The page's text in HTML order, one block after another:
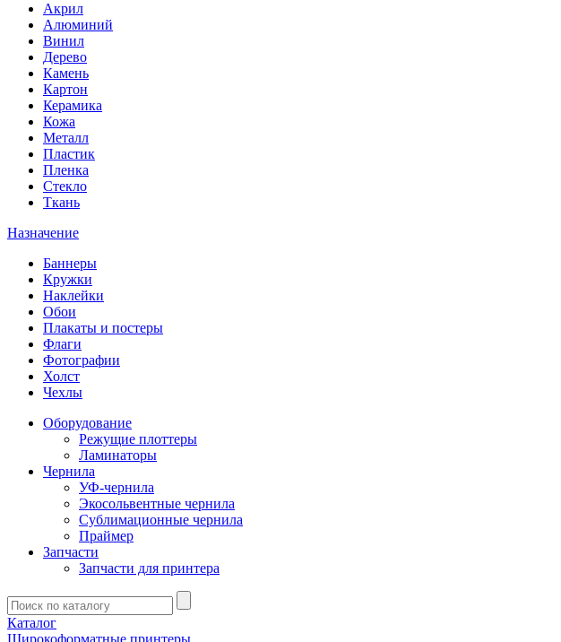
Акрил
Алюминий
Винил
Дерево
Камень
Картон
Керамика
Кожа
Металл
Пластик
Пленка
Стекло
Ткань
Назначение
Баннеры
Кружки
Наклейки
Обои
Плакаты и постеры
Флаги
Фотографии
Холст
Чехлы
Оборудование
Режущие плоттеры
Ламинаторы
Чернила
УФ-чернила
Экосольвентные чернила
Сублимационные чернила
Праймер
Запчасти
Запчасти для принтера
Введите
запрос
Каталог
Широкоформатные принтеры